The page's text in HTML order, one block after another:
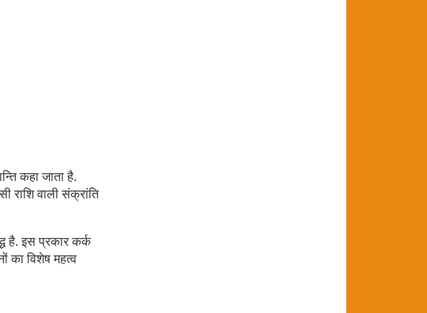
कहा जाता है.
राशि वाली संक्रांति
है. इस प्रकार कर्क
का विशेष महत्व